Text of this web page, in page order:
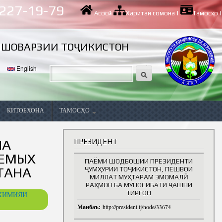
227-19-79 Асосӣ| Харитаи сомона | Тамосҳо|
ТОҶИКИСТОН
English
КИТОБХОНА ТАМОСҲО
ПРЕЗИДЕНТ
ПАЁМИ ШОДБОШИИ ПРЕЗИДЕНТИ
ҶУМҲУРИИ ТОҶИКИСТОН, ПЕШВОИ
МИЛЛАТ МУҲТАРАМ ЭМОМАЛӢ
РАҲМОН БА МУНОСИБАТИ ҶАШНИ
ТИРГОН
Манбаъ: http://president.tj/node/33674